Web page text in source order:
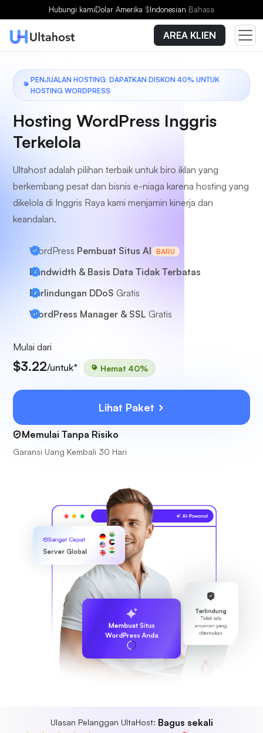
Hubungi kamiDolar Amerika $Indonesian Bahasa
AREA KLIEN
PENJUALAN HOSTING: DAPATKAN DISKON 40% UNTUK
HOSTING WORDPRESS
Hosting WordPress Inggris
Terkelola
Ultahost adalah pilihan terbaik untuk biro iklan yang
berkembang pesat dan bisnis e-niaga karena hosting yang
dikelola di Inggris Raya kami menjamin kinerja dan
keandalan.
WordPress Pembuat Situs AI BARU
Bandwidth & Basis Data Tidak Terbatas
Perlindungan DDoS Gratis
WordPress Manager & SSL Gratis
Mulai dari
$3.22/untuk* Hemat 40%
Lihat Paket
Memulai Tanpa Risiko
Garansi Uang Kembali 30 Hari
Terlindung
Tidak ada
ancaman yang
ditemukan
Sangat Cepat
Server Global
Membuat Situs
WordPress Anda
Ulasan Pelanggan UltaHost: Bagus sekali